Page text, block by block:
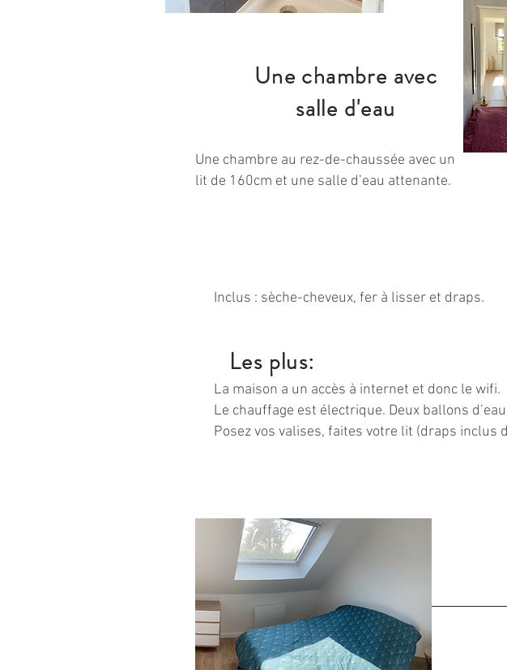
Une chambre avec
salle d'eau
Une chambre au rez-de-chaussée avec un
lit de 160cm et une salle d’eau attenante.
Inclus : sèche-cheveux, fer à lisser et draps.
Les plus:
La maison a un accès à internet et donc le wifi.
Le chauffage est électrique. Deux ballons
Posez vos valises, faites votre lit (draps inclus